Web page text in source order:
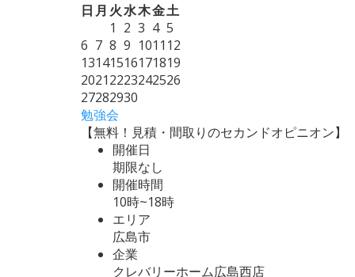
日 月 火水木金土
1 2 3 4 5
6 7 8 9 1011 12
13141516171819
20212223242526
27282930
勉強会
【無料！見積・間取りのセカンドオピニオン】
開催日
期限なし
開催時間
10時~18時
エリア
広島市
企業
クレバリーホーム広島西店